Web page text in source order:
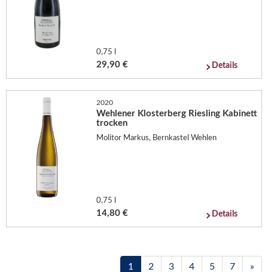
0,75 l
29,90 € Details
2020
Wehlener Klosterberg Riesling Kabinett
trocken
Molitor Markus, Bernkastel Wehlen
0,75 l
14,80 € Details
1 2 3 4 5 7 »